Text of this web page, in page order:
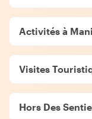
Activités à
Visites
Hors Des